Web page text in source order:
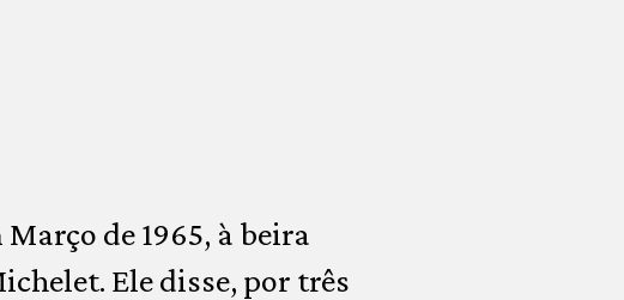
de 1965, à beira
Ele disse, por três